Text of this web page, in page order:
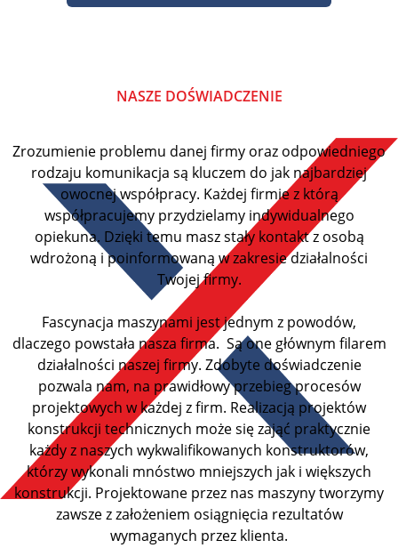
NASZE DOŚWIADCZENIE
Zrozumienie problemu danej firmy oraz odpowiedniego
rodzaju komunikacja są kluczem do jak najbardziej
owocnej współpracy. Każdej firmie z którą
współpracujemy przydzielamy indywidualnego
opiekuna. Dzięki temu masz stały kontakt z osobą
wdrożoną i poinformowaną w zakresie działalności
Twojej firmy.
Fascynacja maszynami jest jednym z powodów,
dlaczego powstała nasza firma. Są one głównym filarem
działalności naszej firmy. Zdobyte doświadczenie
pozwala nam, na prawidłowy przebieg procesów
projektowych w każdej z firm. Realizacją projektów
konstrukcji technicznych może się zająć praktycznie
każdy z naszych wykwalifikowanych konstruktorów,
którzy wykonali mnóstwo mniejszych jak i większych
konstrukcji. Projektowane przez nas maszyny tworzymy
zawsze z założeniem osiągnięcia rezultatów
wymaganych przez klienta.